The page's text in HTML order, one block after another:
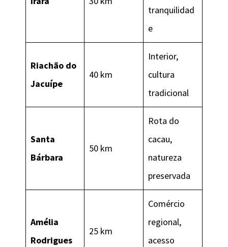
tranquilidad
e
Riachão do
Jacuípe
40 km
Interior,
cultura
tradicional
Santa
Bárbara
50 km
Rota do
cacau,
natureza
preservada
Amélia
Rodrigues
25 km
Comércio
regional,
acesso